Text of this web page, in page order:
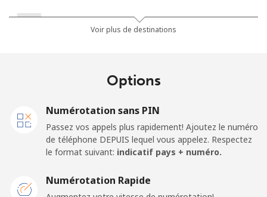
Russia
10 min pour ⁦$5⁩
Rwanda
Ligne fixe ⁦59.5c⁩ 8 min pour ⁦$5⁩ -
Voir plus de destinations
Options
Numérotation sans PIN
Passez vos appels plus rapidement! Ajoutez le numéro
de téléphone DEPUIS lequel vous appelez. Respectez
le format suivant: indicatif pays + numéro.
Numérotation Rapide